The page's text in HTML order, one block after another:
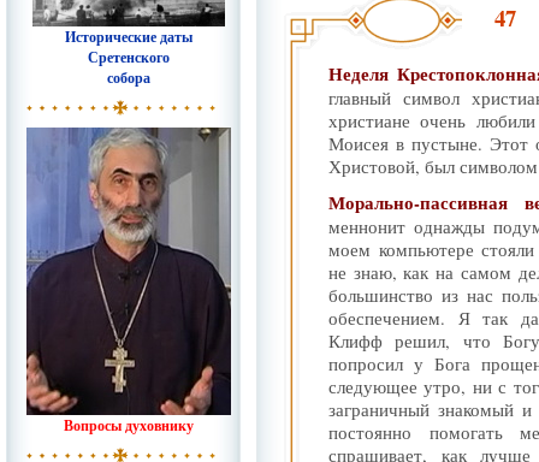
Исторические даты
Сретенского
собора
Вопросы духовнику
47
Неделя
главный символ
христиане очень
Моисея в пустыне. Этот
Христовой, был
Морально-пассивная
меннонит однажды
моем компьютере
не знаю, как на самом
большинство из нас
обеспечением. Я так
Клифф решил, что
попросил у Бога
следующее утро, ни с
заграничный знакомый и
постоянно помогать
спрашивает, как лучше